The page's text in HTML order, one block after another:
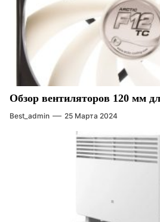
Обзор вентиляторов 120 мм
Best_admin 25 Марта 2024